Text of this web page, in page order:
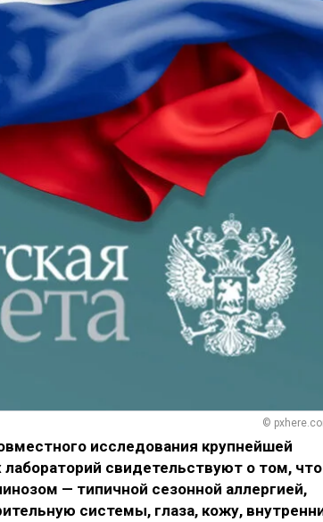
©
исследования крупнейшей
свидетельствуют о том, что
— типичной сезонной аллергией,
системы, глаза, кожу,